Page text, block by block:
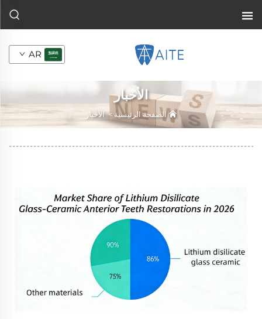
AR
الأخبار
الصفحة الرئيسية >الأخبار